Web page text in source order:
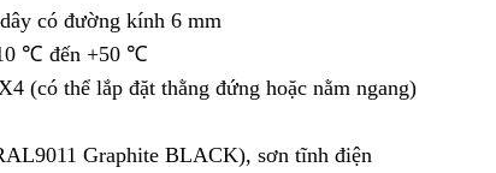
có đường kính 6 mm
℃ đến +50 ℃
(có thể lắp đặt thằng đứng hoặc nằm ngang)
Graphite BLACK), sơn tĩnh điện